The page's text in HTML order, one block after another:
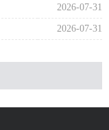
2026-07-31
2026-07-31